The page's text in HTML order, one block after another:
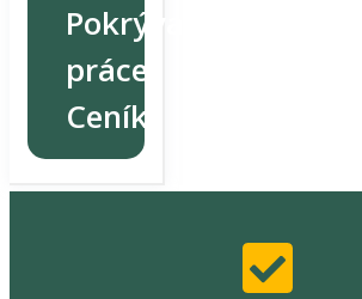
Pokrývačské
práce
Ceník